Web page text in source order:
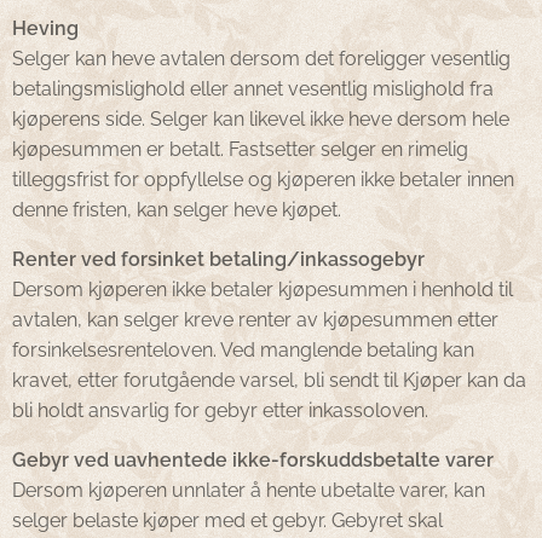
Heving
Selger kan heve avtalen dersom det foreligger vesentlig
betalingsmislighold eller annet vesentlig mislighold fra
kjøperens side. Selger kan likevel ikke heve dersom hele
kjøpesummen er betalt. Fastsetter selger en rimelig
tilleggsfrist for oppfyllelse og kjøperen ikke betaler innen
denne fristen, kan selger heve kjøpet.
Renter ved forsinket betaling/inkassogebyr
Dersom kjøperen ikke betaler kjøpesummen i henhold til
avtalen, kan selger kreve renter av kjøpesummen etter
forsinkelsesrenteloven. Ved manglende betaling kan
kravet, etter forutgående varsel, bli sendt til Kjøper kan da
bli holdt ansvarlig for gebyr etter inkassoloven.
Gebyr ved uavhentede ikke-forskuddsbetalte varer
Dersom kjøperen unnlater å hente ubetalte varer, kan
selger belaste kjøper med et gebyr. Gebyret skal